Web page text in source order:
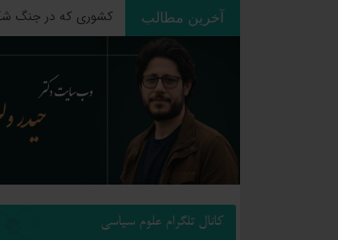
آخرین مطالب
موازنه با باروت؛
کانال تلگرام علوم سیاسی